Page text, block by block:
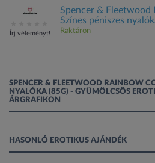
Írj véleményt!
Spencer & Fleetwood
Színes péniszes
Raktáron
SPENCER & FLEETWOOD RAINBOW
NYALÓKA (85G) - GYÜMÖLCSÖS
ÁRGRAFIKON
HASONLÓ EROTIKUS AJÁNDÉK